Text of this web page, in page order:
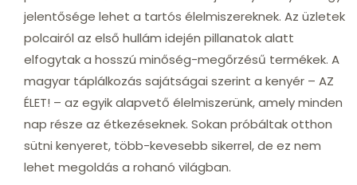
jelentősége lehet a tartós élelmiszereknek. Az üzletek
polcairól az első hullám idején pillanatok alatt
elfogytak a hosszú minőség-megőrzésű termékek. A
magyar táplálkozás sajátságai szerint a kenyér – AZ
ÉLET! – az egyik alapvető élelmiszerünk, amely minden
nap része az étkezéseknek. Sokan próbáltak otthon
sütni kenyeret, több-kevesebb sikerrel, de ez nem
lehet megoldás a rohanó világban.